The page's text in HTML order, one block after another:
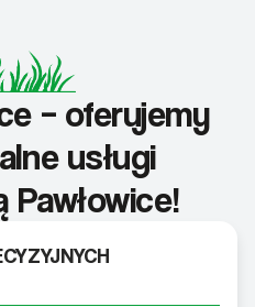
– oferujemy
usługi
Pawłowice!